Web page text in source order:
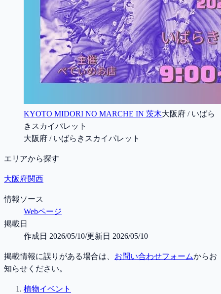
KYOTO MIDORI NO MARCHE IN 茨木大阪府 / いばら
きスカイパレット
大阪府 / いばらきスカイパレット
エリアから探す
大阪府関西
情報ソース
Webページ
掲載日
作成日 2026/05/10/更新日 2026/05/10
掲載情報に誤りがある場合は、 お問い合わせフォームからお
知らせください。
植物イベント